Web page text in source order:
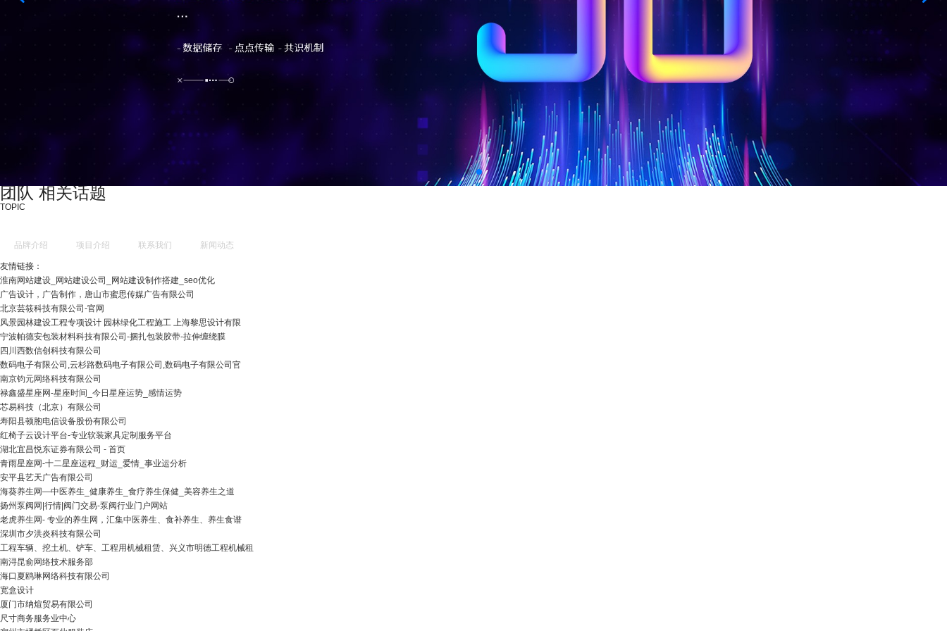
团队 相关话题
TOPIC
品牌介绍 项目介绍 联系我们 新闻动态
友情链接：
淮南网站建设_网站建设公司_网站建设制作搭建_seo优化
广告设计，广告制作，唐山市蜜思传媒广告有限公司
北京芸筱科技有限公司-官网
风景园林建设工程专项设计 园林绿化工程施工 上海黎思设计有限
宁波帕德安包装材料科技有限公司-捆扎包装胶带-拉伸缠绕膜
四川西数信创科技有限公司
数码电子有限公司,云杉路数码电子有限公司,数码电子有限公司官
南京钧元网络科技有限公司
禄鑫盛星座网-星座时间_今日星座运势_感情运势
芯易科技（北京）有限公司
寿阳县顿胞电信设备股份有限公司
红椅子云设计平台-专业软装家具定制服务平台
湖北宜昌悦东证券有限公司 - 首页
青雨星座网-十二星座运程_财运_爱情_事业运分析
安平县艺天广告有限公司
海葵养生网—中医养生_健康养生_食疗养生保健_美容养生之道
扬州泵阀网|行情|阀门交易-泵阀行业门户网站
老虎养生网- 专业的养生网，汇集中医养生、食补养生、养生食谱
深圳市夕洪炎科技有限公司
工程车辆、挖土机、铲车、工程用机械租赁、兴义市明德工程机械租
南浔昆俞网络技术服务部
海口夏鸥琳网络科技有限公司
宽盒设计
厦门市纳煊贸易有限公司
尺寸商务服务业中心